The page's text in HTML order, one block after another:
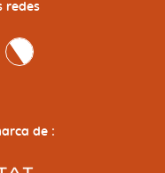
redes
Twitter
de :